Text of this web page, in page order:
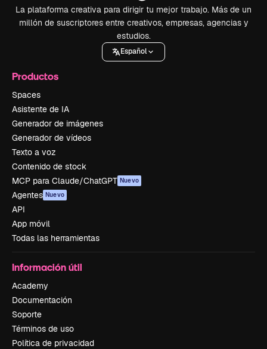
La plataforma creativa para dirigir tu mejor trabajo. Más de un
millón de suscriptores entre creativos, empresas, agencias y
estudios.
Español
Productos
Spaces
Asistente de IA
Generador de imágenes
Generador de vídeos
Texto a voz
Contenido de stock
MCP para Claude/ChatGPT Nuevo
Agentes Nuevo
API
App móvil
Todas las herramientas
Información útil
Academy
Documentación
Soporte
Términos de uso
Política de privacidad